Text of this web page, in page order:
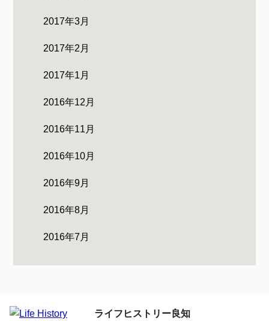
2017年3月
2017年2月
2017年1月
2016年12月
2016年11月
2016年10月
2016年9月
2016年8月
2016年7月
ライフヒストリー良知